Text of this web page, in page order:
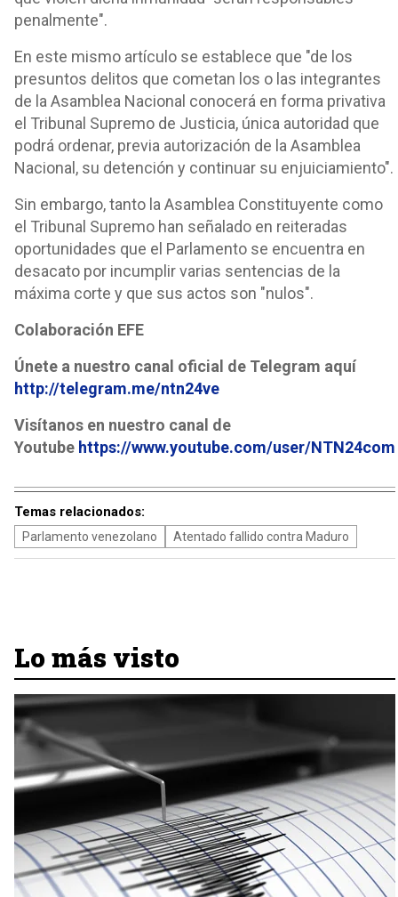
penalmente".
En este mismo artículo se establece que "de los
presuntos delitos que cometan los o las integrantes
de la Asamblea Nacional conocerá en forma privativa
el Tribunal Supremo de Justicia, única autoridad que
podrá ordenar, previa autorización de la Asamblea
Nacional, su detención y continuar su enjuiciamiento".
Sin embargo, tanto la Asamblea Constituyente como
el Tribunal Supremo han señalado en reiteradas
oportunidades que el Parlamento se encuentra en
desacato por incumplir varias sentencias de la
máxima corte y que sus actos son "nulos".
Colaboración EFE
Únete a nuestro canal oficial de Telegram aquí
http://telegram.me/ntn24ve
Visítanos en nuestro canal de
Youtube https://www.youtube.com/user/NTN24com
Temas relacionados:
Parlamento venezolano Atentado fallido contra Maduro
Lo más visto